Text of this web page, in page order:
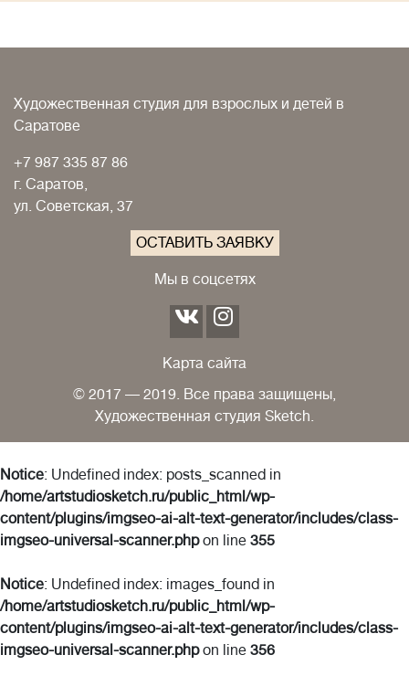
Художественная студия для взрослых и детей в
Саратове
+7 987 335 87 86
г. Саратов,
ул. Советская, 37
ОСТАВИТЬ ЗАЯВКУ
Мы в соцсетях
Карта сайта
© 2017 — 2019. Все права защищены,
Художественная студия Sketch.
Notice: Undefined index: posts_scanned in
/home/artstudiosketch.ru/public_html/wp-
content/plugins/imgseo-ai-alt-text-generator/includes/class-
imgseo-universal-scanner.phpon line 355
Notice: Undefined index: images_found in
/home/artstudiosketch.ru/public_html/wp-
content/plugins/imgseo-ai-alt-text-generator/includes/class-
imgseo-universal-scanner.phpon line 356